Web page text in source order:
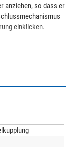
anziehen, so dass er
einklicken.